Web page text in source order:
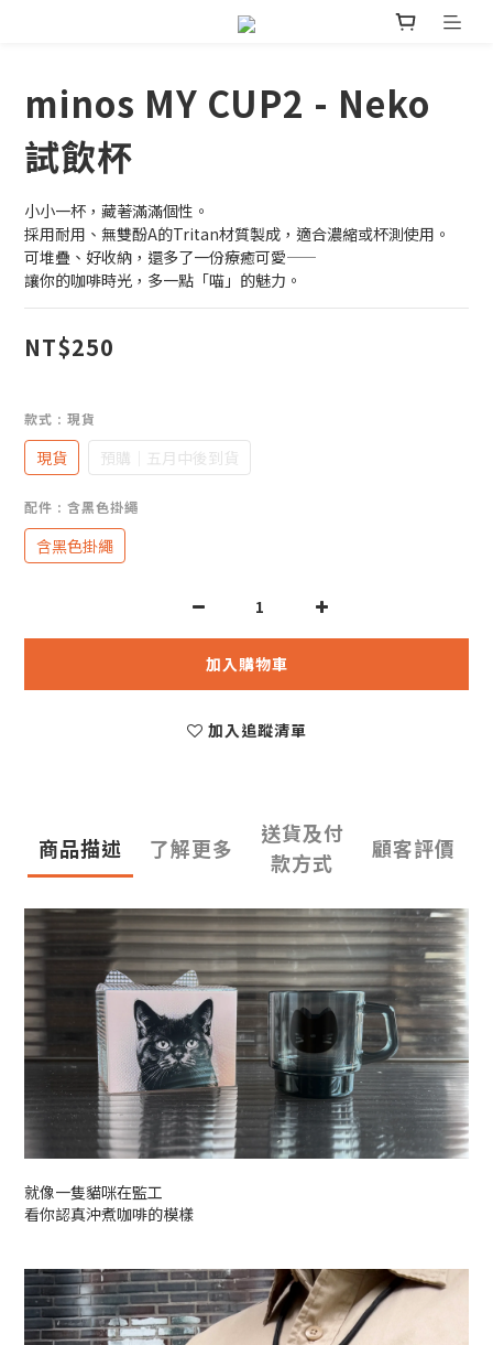
minos MY CUP2 - Neko
試飲杯
小小一杯，藏著滿滿個性。
採用耐用、無雙酚A的Tritan材質製成，適合濃縮或杯測使用。
可堆疊、好收納，還多了一份療癒可愛——
讓你的咖啡時光，多一點「喵」的魅力。
NT$250
款式 : 現貨
現貨 預購｜五月中後到貨
配件 : 含黑色掛繩
含黑色掛繩
加入購物車
加入追蹤清單
商品描述 了解更多
送貨及付
款方式
顧客評價
就像一隻貓咪在監工
看你認真沖煮咖啡的模樣